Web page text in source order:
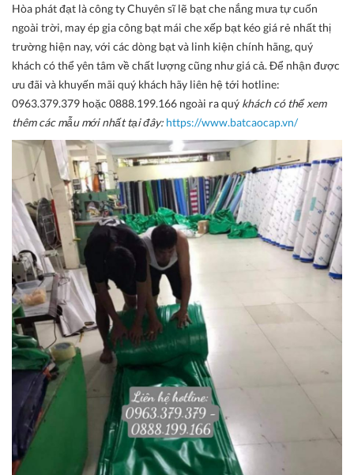
Hòa phát đạt là công ty Chuyên sĩ lẽ bạt che nắng mưa tự cuốn
ngoài trời, may ép gia công bạt mái che xếp bạt kéo giá rẻ nhất thị
trường hiện nay, với các dòng bạt và linh kiện chính hãng, quý
khách có thể yên tâm về chất lượng cũng như giá cả. Để nhận được
ưu đãi và khuyến mãi quý khách hãy liên hệ tới hotline:
0963.379.379 hoặc 0888.199.166 ngoài ra quý khách có thể xem
thêm các mẫu mới nhất tại đây: https://www.batcaocap.vn/​